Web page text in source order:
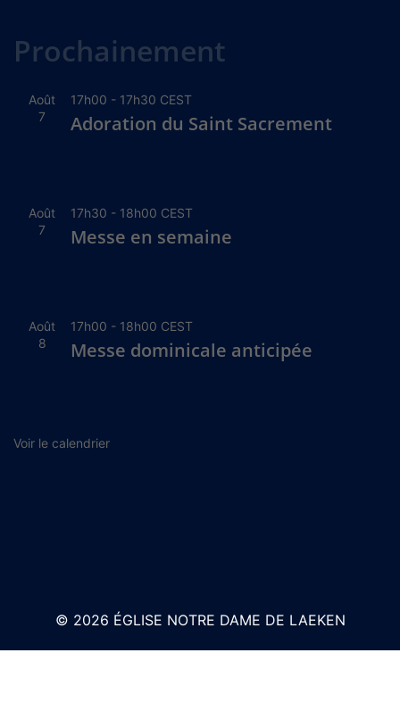
Prochainement
Août
7
17h00 - 17h30 CEST
Adoration du Saint Sacrement
Août
7
17h30 - 18h00 CEST
Messe en semaine
Août
8
17h00 - 18h00 CEST
Messe dominicale anticipée
Voir le calendrier
© 2026 ÉGLISE NOTRE DAME DE LAEKEN